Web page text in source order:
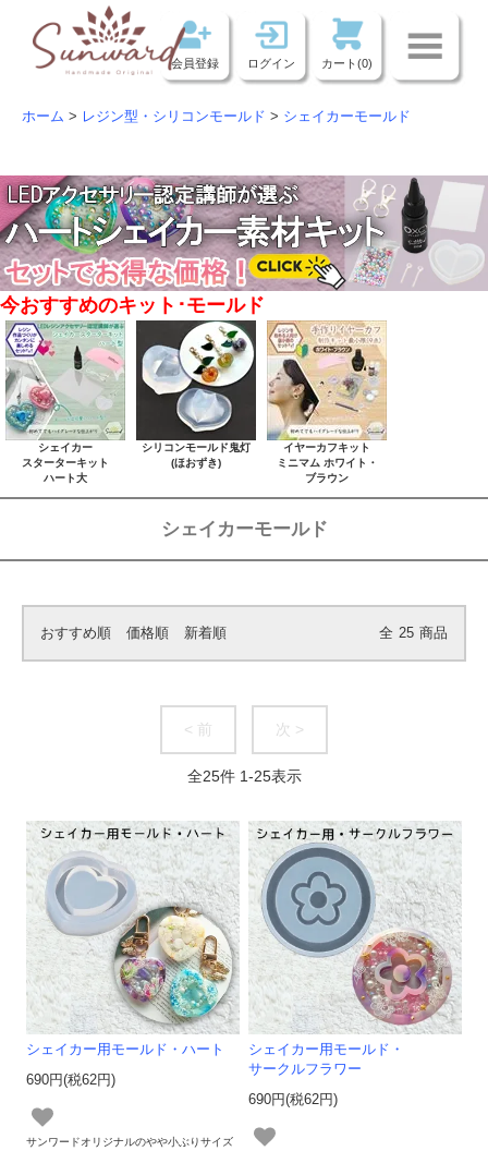
会員登録 ログイン カート(0)
ホーム > レジン型・シリコンモールド > シェイカーモールド
今おすすめのキット･モールド
シェイカー
スターターキット
ハート大
シリコンモールド鬼灯
(ほおずき)
イヤーカフキット
ミニマム ホワイト・
ブラウン
シェイカーモールド
おすすめ順 価格順 新着順 全 25 商品
< 前 次 >
全25件 1-25表示
シェイカー用モールド・ハート
690円(税62円)
サンワードオリジナルのやや小ぶりサイズ
シェイカー用モールド・
サークルフラワー
690円(税62円)